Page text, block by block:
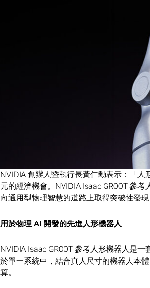
的需求加速成長
NVIDIA Isaac GR00T 參考人形機器人將
組成 之「身體」，以及搭載 NVIDIA
成的「大腦」，整合為單一參考設計，協
此參考設計以 NVIDIA 的運算能力與開放
NVIDIA 創辦人暨執行長黃仁勳表示：「
元的經濟機會。NVIDIA Isaac GR00T 參
向通用型物理智慧的道路上取得突破性發現
用於物理 AI 開發的先進人形機器人
NVIDIA Isaac GR00T 參考人形機器人是
於單一系統中，結合真人尺寸的機器人本
算。